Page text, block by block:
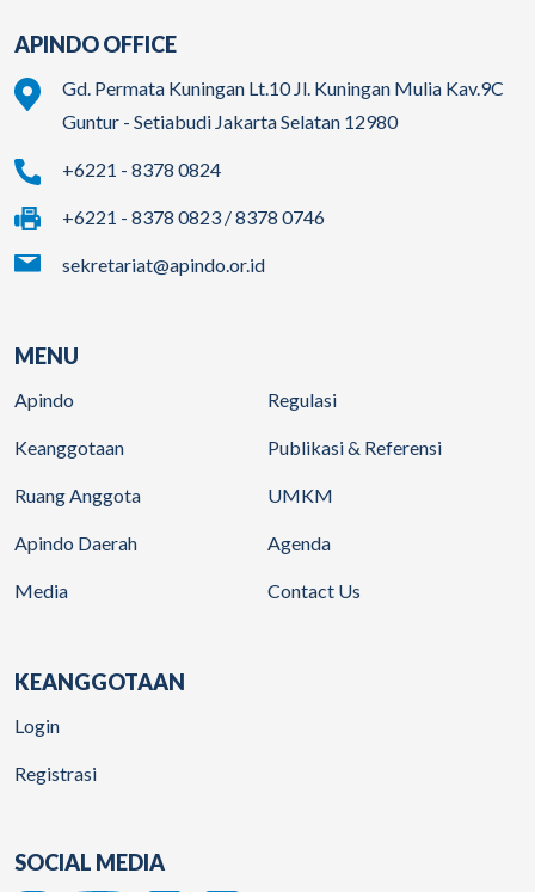
APINDO OFFICE
Gd. Permata Kuningan Lt.10 Jl. Kuningan Mulia Kav.9C
Guntur - Setiabudi Jakarta Selatan 12980
+6221 - 8378 0824
+6221 - 8378 0823 / 8378 0746
sekretariat@apindo.or.id
MENU
Apindo
Keanggotaan
Ruang Anggota
Apindo Daerah
Media
Regulasi
Publikasi & Referensi
UMKM
Agenda
Contact Us
KEANGGOTAAN
Login
Registrasi
SOCIAL MEDIA